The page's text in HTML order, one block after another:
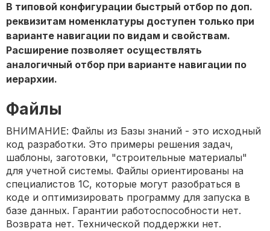
В типовой конфигурации быстрый отбор по доп.
реквизитам номенклатуры доступен только при
варианте навигации по видам и свойствам.
Расширение позволяет осуществлять
аналогичный отбор при варианте навигации по
иерархии.
Файлы
ВНИМАНИЕ: Файлы из Базы знаний - это исходный
код разработки. Это примеры решения задач,
шаблоны, заготовки, "строительные материалы"
для учетной системы. Файлы ориентированы на
специалистов 1С, которые могут разобраться в
коде и оптимизировать программу для запуска в
базе данных. Гарантии работоспособности нет.
Возврата нет. Технической поддержки нет.